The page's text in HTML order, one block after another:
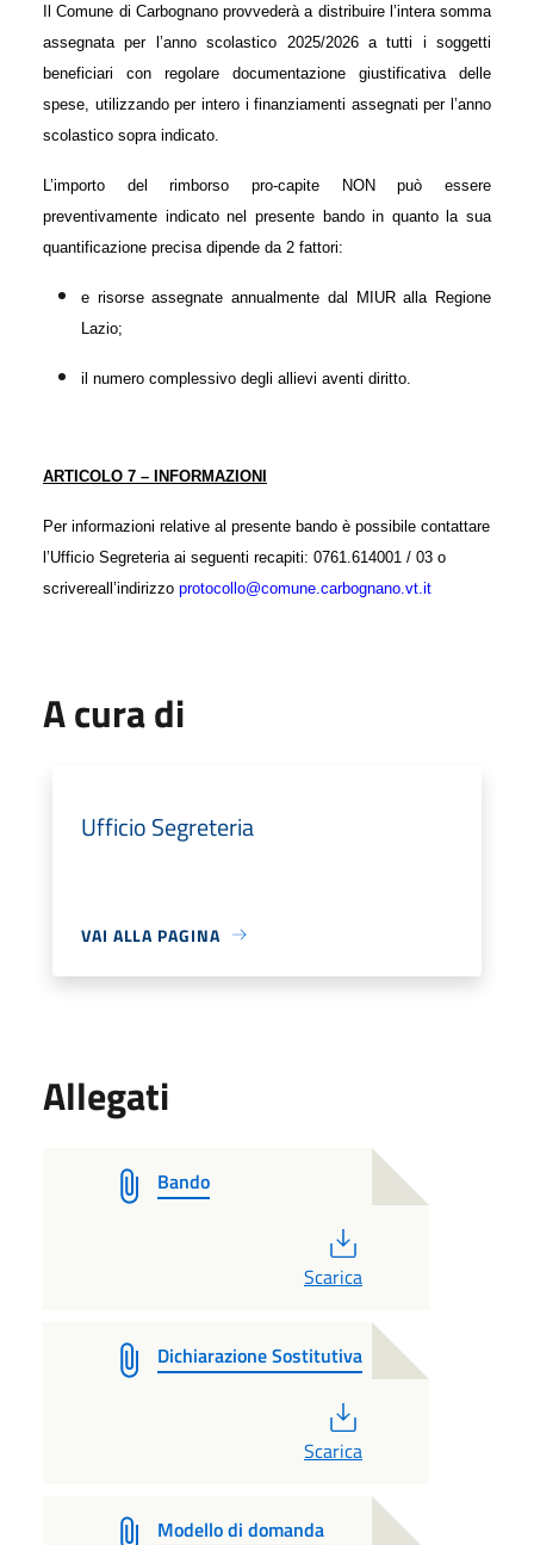
Il Comune di Carbognano provvederà a distribuire l’intera somma
assegnata per l’anno scolastico 2025/2026a tutti i soggetti
beneficiari con regolare documentazione giustificativa delle
spese, utilizzando per intero i finanziamenti assegnati per l’anno
scolastico sopra indicato.
L’importo del rimborso pro-capite NON può essere
preventivamente indicato nel presente bando in quanto la sua
quantificazione precisa dipende da 2 fattori:
e risorse assegnate annualmente dal MIUR alla Regione
Lazio;
il numero complessivo degli allievi aventi diritto.
ARTICOLO 7 – INFORMAZIONI
Per informazioni relative al presente bando è possibile contattare
l’Ufficio Segreteria ai seguenti recapiti: 0761.614001 / 03 o
scrivereall’indirizzo protocollo@comune.carbognano.vt.it
A cura di
Ufficio Segreteria
VAI ALLA PAGINA
Allegati
Bando
Scarica
Dichiarazione Sostitutiva
Scarica
Modello di domanda